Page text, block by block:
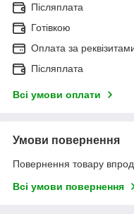
Післяплата
Готівкою
Оплата за
Післяплата
Всі умови оплати
Умови повернення
Повернення товару
Всі умови повернення